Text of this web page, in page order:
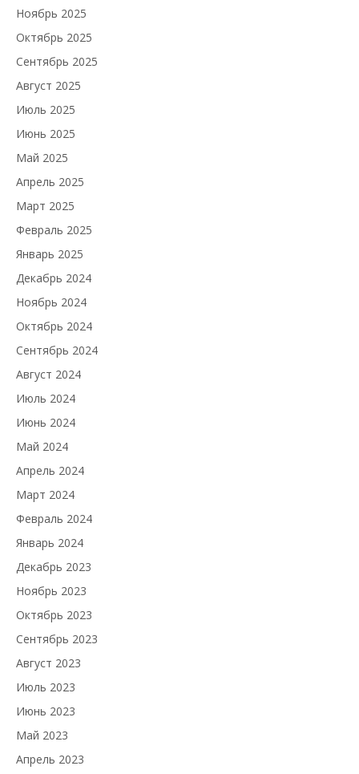
Ноябрь 2025
Октябрь 2025
Сентябрь 2025
Август 2025
Июль 2025
Июнь 2025
Май 2025
Апрель 2025
Март 2025
Февраль 2025
Январь 2025
Декабрь 2024
Ноябрь 2024
Октябрь 2024
Сентябрь 2024
Август 2024
Июль 2024
Июнь 2024
Май 2024
Апрель 2024
Март 2024
Февраль 2024
Январь 2024
Декабрь 2023
Ноябрь 2023
Октябрь 2023
Сентябрь 2023
Август 2023
Июль 2023
Июнь 2023
Май 2023
Апрель 2023